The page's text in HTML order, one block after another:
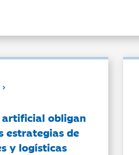
obligan
estrategias de
y logísticas